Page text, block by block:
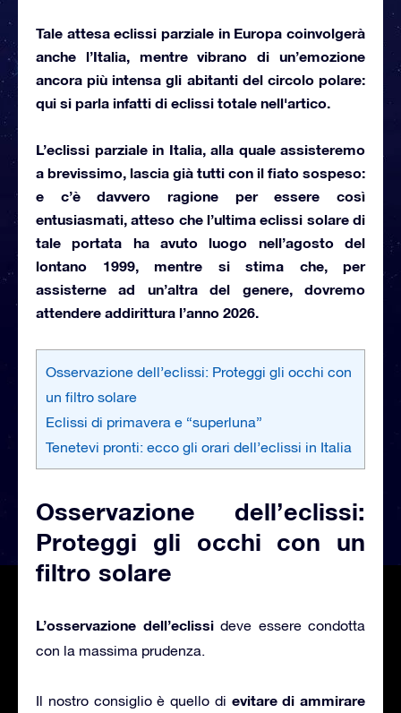
Tale attesa eclissi parziale in Europa coinvolgerà
anche l’Italia, mentre vibrano di un’emozione
ancora più intensa gli abitanti del circolo polare:
qui si parla infatti di eclissi totale nell'artico.
L’eclissi parziale in Italia, alla quale assisteremo
a brevissimo, lascia già tutti con il fiato sospeso:
e c’è davvero ragione per essere così
entusiasmati, atteso che l’ultima eclissi solare di
tale portata ha avuto luogo nell’agosto del
lontano 1999, mentre si stima che, per
assisterne ad un’altra del genere, dovremo
attendere addirittura l’anno 2026.
Osservazione dell’eclissi: Proteggi gli occhi con
un filtro solare
Eclissi di primavera e “superluna”
Tenetevi pronti: ecco gli orari dell’eclissi in Italia
Osservazione dell’eclissi:
Proteggi gli occhi con un
filtro solare
L’osservazione dell’eclissideve essere condotta
con la massima prudenza.
Il nostro consiglio è quello di evitare di ammirare